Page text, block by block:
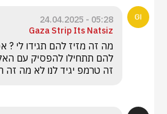
05:28 - 24.04.2025
Gaza Strip Its Natsiz
זה טרמפ יגיד לנו לא מה